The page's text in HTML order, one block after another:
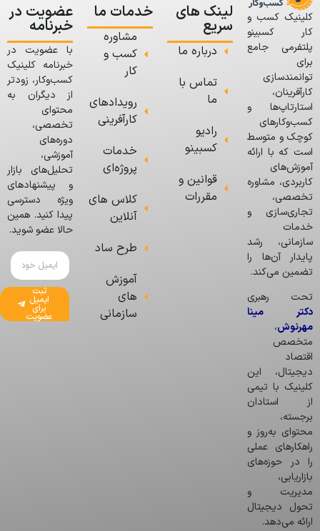
کلینیک کسب و
کار کسبینو
پلتفرمی جامع
برای
توانمندسازی
کارآفرینان،
استارتاپ‌ها و
کسب‌وکارهای
کوچک و متوسط
است که با ارائه
آموزش‌های
کاربردی، مشاوره
تخصصی،
تجاری‌سازی و
خدمات
سازمانی، رشد
پایدار آن‌ها را
تضمین می‌کند.
تحت رهبری
دکتر مینا
مهرنوش،
متخصص
اقتصاد
دیجیتال، این
کلینیک با تیمی
از استادان
برجسته،
محتوای به‌روز و
راهکارهای عملی
را در حوزه‌های
بازاریابی،
مدیریت و
تحول دیجیتال
ارائه می‌دهد.
لینک های
سریع
درباره ما
تماس با
ما
رادیو
کسبینو
قوانین و
مقررات
خدمات ما
مشاوره
کسب و
کار
رویدادهای
کارآفرینی
خدمات
پروژه‌ای
کلاس های
آنلاین
طرح ساد
آموزش
های
سازمانی
عضویت در
خبرنامه
با عضویت در
خبرنامه کلینیک
کسب‌وکار، زودتر
از دیگران به
محتوای
تخصصی،
دوره‌های
آموزشی،
تحلیل‌های بازار
و پیشنهادهای
ویژه دسترسی
پیدا کنید. همین
حالا عضو شوید.
ثبت
ایمیل
برای
عضویت